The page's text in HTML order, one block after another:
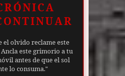
el olvido reclame este
este grimorio a tu
antes de que el sol
lo consuma."